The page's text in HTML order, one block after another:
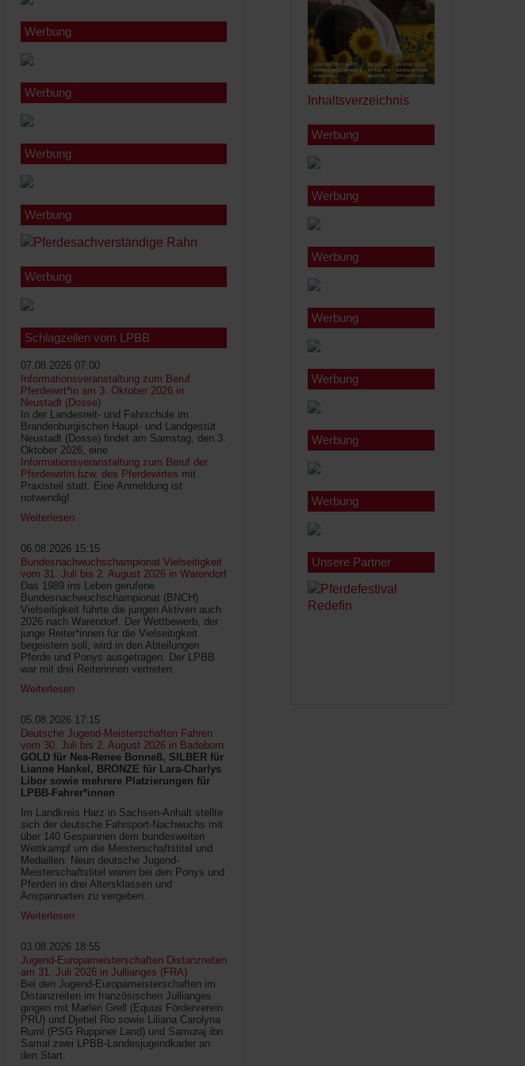
Werbung
Werbung
Werbung
Werbung
Werbung
Schlagzeilen vom LPBB
07.08.2026 07:00
Informationsveranstaltung zum Beruf
Pferdewirt*in am 3. Oktober 2026 in
Neustadt (Dosse)
In der Landesreit- und Fahrschule im
Brandenburgischen Haupt- und Landgestüt
Neustadt (Dosse) findet am Samstag, den 3.
Oktober 2026, eine
Informationsveranstaltung zum Beruf der
Pferdewirtin bzw. des Pferdewirtes mit
Praxisteil statt. Eine Anmeldung ist
notwendig!
Weiterlesen
06.08.2026 15:15
Bundesnachwuchschampionat Vielseitigkeit
vom 31. Juli bis 2. August 2026 in Warendorf
Das 1989 ins Leben gerufene
Bundesnachwuchschampionat (BNCH)
Vielseitigkeit führte die jungen Aktiven auch
2026 nach Warendorf. Der Wettbewerb, der
junge Reiter*innen für die Vielseitigkeit
begeistern soll, wird in den Abteilungen
Pferde und Ponys ausgetragen. Der LPBB
war mit drei Reiterinnen vertreten.
Weiterlesen
05.08.2026 17:15
Deutsche Jugend-Meisterschaften Fahren
vom 30. Juli bis 2. August 2026 in Badeborn
GOLD für Nea-Renee Bonneß, SILBER für
Lianne Hankel, BRONZE für Lara-Charlys
Libor sowie mehrere Platzierungen für
LPBB-Fahrer*innen
Im Landkreis Harz in Sachsen-Anhalt stellte
sich der deutsche Fahrsport-Nachwuchs mit
über 140 Gespannen dem bundesweiten
Wettkampf um die Meisterschaftstitel und
Medaillen. Neun deutsche Jugend-
Meisterschaftstitel waren bei den Ponys und
Pferden in drei Altersklassen und
Anspannarten zu vergeben.
Weiterlesen
03.08.2026 18:55
Jugend-Europameisterschaften Distanzreiten
am 31. Juli 2026 in Jullianges (FRA)
Bei den Jugend-Europameisterschaften im
Distanzreiten im französischen Jullianges
gingen mit Marlen Grell (Equus Förderverein
PRU) und Djebel Rio sowie Liliana Carolyna
Ruml (PSG Ruppiner Land) und Samuraj ibn
Samal zwei LPBB-Landesjugendkader an
den Start.
Inhaltsverzeichnis
Werbung
Werbung
Werbung
Werbung
Werbung
Werbung
Werbung
Unsere Partner